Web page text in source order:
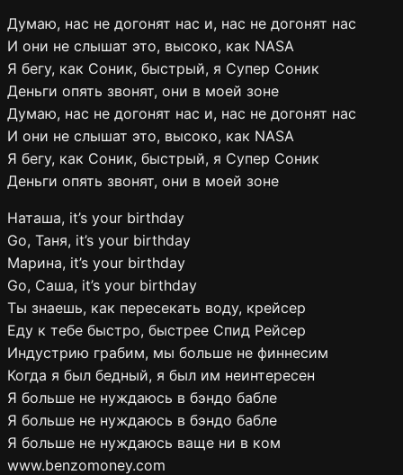
Думаю, нас не догонят нас и, нас не догонят нас
И они не слышат это, высоко, как NASA
Я бегу, как Соник, быстрый, я Супер Соник
Деньги опять звонят, они в моей зоне
Думаю, нас не догонят нас и, нас не догонят нас
И они не слышат это, высоко, как NASA
Я бегу, как Соник, быстрый, я Супер Соник
Деньги опять звонят, они в моей зоне
Наташа, it’s your birthday
Go, Таня, it’s your birthday
Марина, it’s your birthday
Go, Саша, it’s your birthday
Ты знаешь, как пересекать воду, крейсер
Еду к тебе быстро, быстрее Спид Рейсер
Индустрию грабим, мы больше не финнесим
Когда я был бедный, я был им неинтересен
Я больше не нуждаюсь в бэндо бабле
Я больше не нуждаюсь в бэндо бабле
Я больше не нуждаюсь ваще ни в ком
www.benzomoney.com